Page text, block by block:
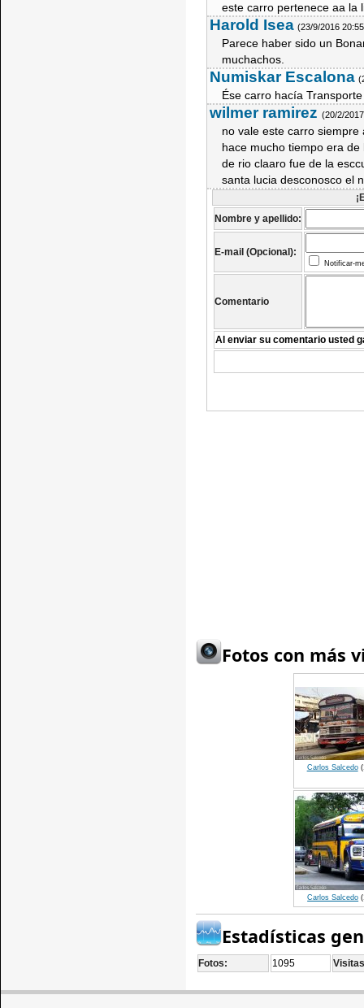
este carro pertenece aa la
Harold Isea (23/9/2016
Parece haber sido un
muchachos.
Numiskar Escalona
Ése carro hacía
wilmer ramirez(20/2/
no vale este carro
hace mucho tiempo era
de rio claaro fue de la
santa lucia desconosco el
Nombre y apellido:
E-mail (Opcional):
Notificar-
Comentario
Al enviar su comentario usted
Fotos con más
Carlos Salcedo
Carlos Salcedo
Estadísticas
Fotos: 1095